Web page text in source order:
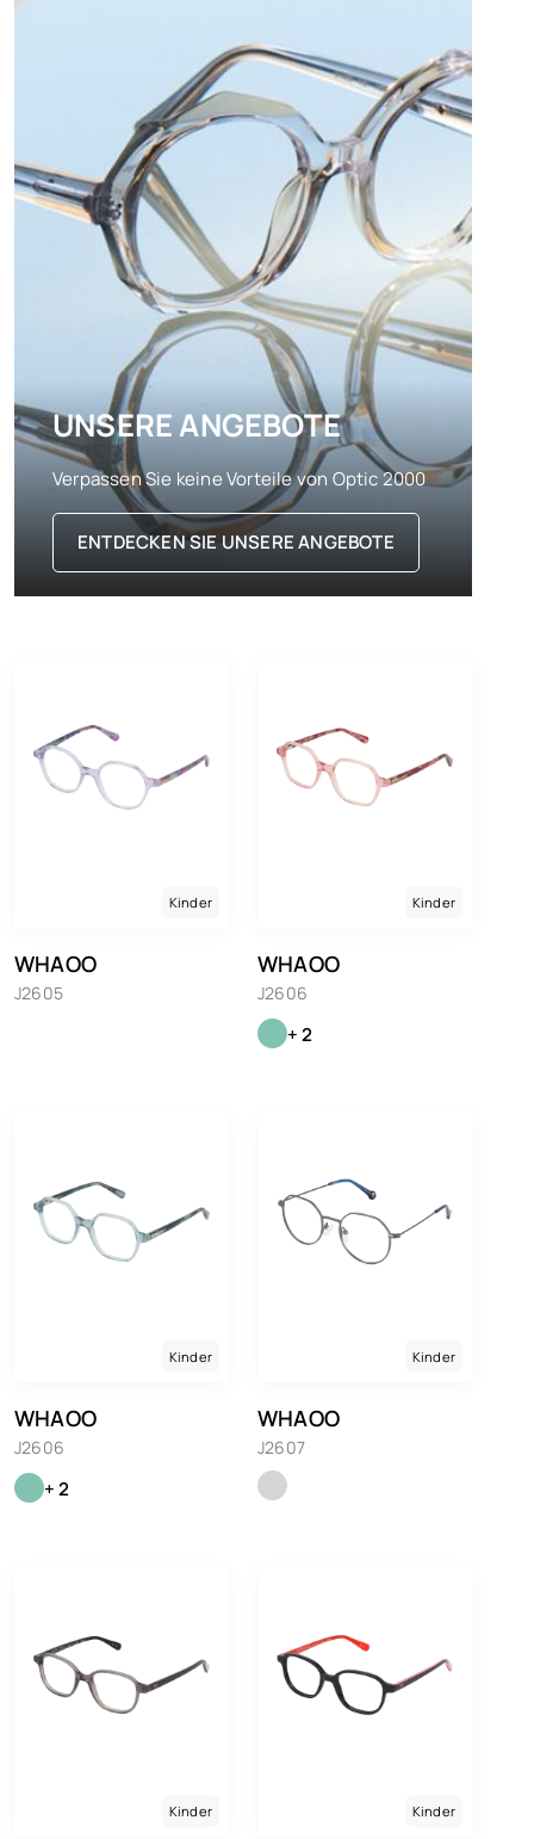
UNSERE ANGEBOTE
Verpassen Sie keine Vorteile von Optic 2000
ENTDECKEN SIE UNSERE ANGEBOTE
Kinder
WHAOO
J2605
Kinder
WHAOO
J2606
+ 2
Kinder
WHAOO
J2606
+ 2
Kinder
WHAOO
J2607
Kinder Kinder